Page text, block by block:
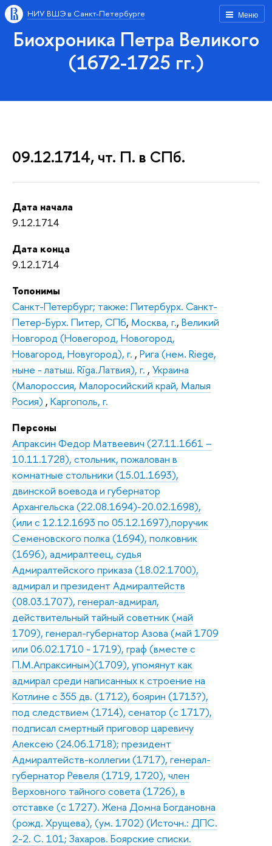
Меню
НИУ ВШЭ в Санкт-Петербурге
Биохроника Петра Великого
(1672-1725 гг.)
09.12.1714, чт. П. в СПб.
Дата начала
9.12.1714
Дата конца
9.12.1714
Топонимы
Санкт-Петербург; также: Питербурх. Санкт-
Петер-Бурх. Питер, СПб, Москва, г., Великий
Новгород (Новегород, Новогород,
Новагород, Новугород), г. , Рига (нем. Riege,
ныне - латыш. Rīga.Латвия), г. , Украина
(Малороссия, Малоросийский край, Малыя
Росия) , Каргополь, г.
Персоны
Апраксин Федор Матвеевич (27.11.1661 –
10.11.1728), стольник, пожалован в
комнатные стольники (15.01.1693),
двинской воевода и губернатор
Архангельска (22.08.1694)-20.02.1698),
(или с 12.12.1693 по 05.12.1697),поручик
Семеновского полка (1694), полковник
(1696), адмиралтеец, судья
Адмиралтейского приказа (18.02.1700),
адмирал и президент Адмиралтейств
(08.03.1707), генерал-адмирал,
действительный тайный советник (май
1709), генерал-губернатор Азова (май 1709
или 06.02.1710 - 1719), граф (вместе с
П.М.Апраксиным)(1709), упомянут как
адмирал среди написанных к строение на
Котлине с 355 дв. (1712), боярин (1713?),
под следствием (1714), сенатор (с 1717),
подписал смертный приговор царевичу
Алексею (24.06.1718); президент
Адмиралтейств-коллегии (1717), генерал-
губернатор Ревеля (1719, 1720), член
Верховного тайного совета (1726), в
отставке (с 1727). Жена Домна Богдановна
(рожд. Хрущева), (ум. 1702) (Источн.: ДПС.
2-2. С. 101; Захаров. Боярские списки.